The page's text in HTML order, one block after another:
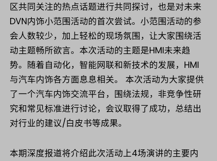
区共同关注的热点话题进行共同探讨，也是对未来
DVN内饰小范围活动的首次尝试。小范围活动的参
会人数较少，加上轻松的现场氛围，让大家围绕活
动主题畅所欲言。本次活动的主题是HMI未来趋
势。随着自动化，智能网联和新技术的发展，HMI
与汽车内饰各方面息息相关。 本次活动为大家提供
了一个汽车内饰交流平台，围绕法规，非竞争性研
究和常见标准进行讨论，会议取得了成功，总结出
对行业的建议/白皮书等成果。
本期深度报道将介绍此次活动上4场演讲的主要内